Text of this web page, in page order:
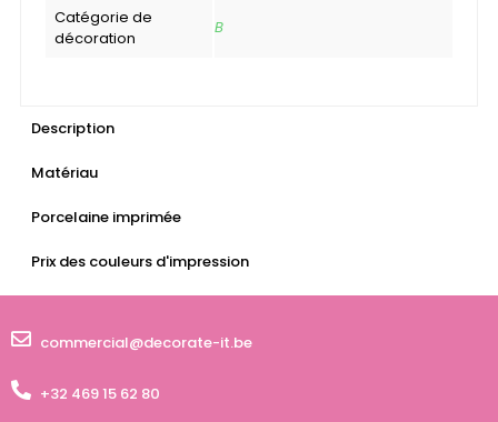
Catégorie de
décoration
B
Description
Matériau
Porcelaine imprimée
Prix des couleurs d'impression
commercial@decorate-it.be
+32 469 15 62 80